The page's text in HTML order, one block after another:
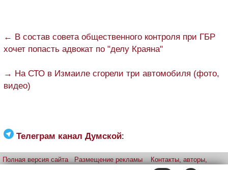
← В состав совета общественного контроля при ГБР
хочет попасть адвокат по "делу Краяна"
→ На СТО в Измаиле сгорели три автомобиля (фото,
видео)
Телеграм канал Думской:
Полная версия сайта Размещение рекламы
Контакты, авторы,